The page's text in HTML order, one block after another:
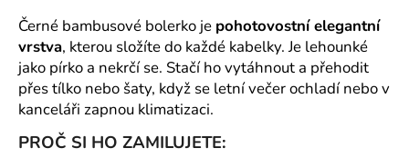
Černé bambusové bolerko je pohotovostní elegantní
vrstva, kterou složíte do každé kabelky. Je lehounké
jako pírko a nekrčí se. Stačí ho vytáhnout a přehodit
přes tílko nebo šaty, když se letní večer ochladí nebo v
kanceláři zapnou klimatizaci.
PROČ SI HO ZAMILUJETE:
u
č
u
j
e
m
e